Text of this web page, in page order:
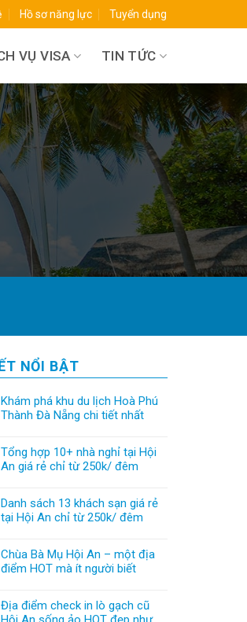
Hồ sơ năng lực Tuyển dụng
VỤ VISA TIN TỨC
NỔI BẬT
Khám phá khu du lịch Hoà Phú
Thành Đà Nẵng chi tiết nhất
Tổng hợp 10+ nhà nghỉ tại Hội
An giá rẻ chỉ từ 250k/ đêm
Danh sách 13 khách sạn giá rẻ
tại Hội An chỉ từ 250k/ đêm
Chùa Bà Mụ Hội An – một địa
điểm HOT mà ít người biết
Địa điểm check in lò gạch cũ